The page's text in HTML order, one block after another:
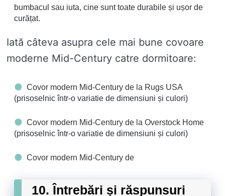
bumbacul sau iuta, cine sunt toate durabile și ușor de
curățat.
Iată câteva asupra cele mai bune covoare
moderne Mid-Century catre dormitoare:
Covor modern Mid-Century de la Rugs USA
(prisoselnic într-o variatie de dimensiuni și culori)
Covor modern Mid-Century de la Overstock Home
(prisoselnic într-o variatie de dimensiuni și culori)
Covor modern Mid-Century de
10. Întrebări și răspunsuri